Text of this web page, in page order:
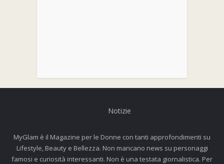
Notizie
MyGlam è il Magazine per le Donne con tanti approfondimenti su
Lifestyle, Beauty e Bellezza. Non mancano news su personaggi
famosi e curiosità interessanti. Non è una testata giornalistica. Per